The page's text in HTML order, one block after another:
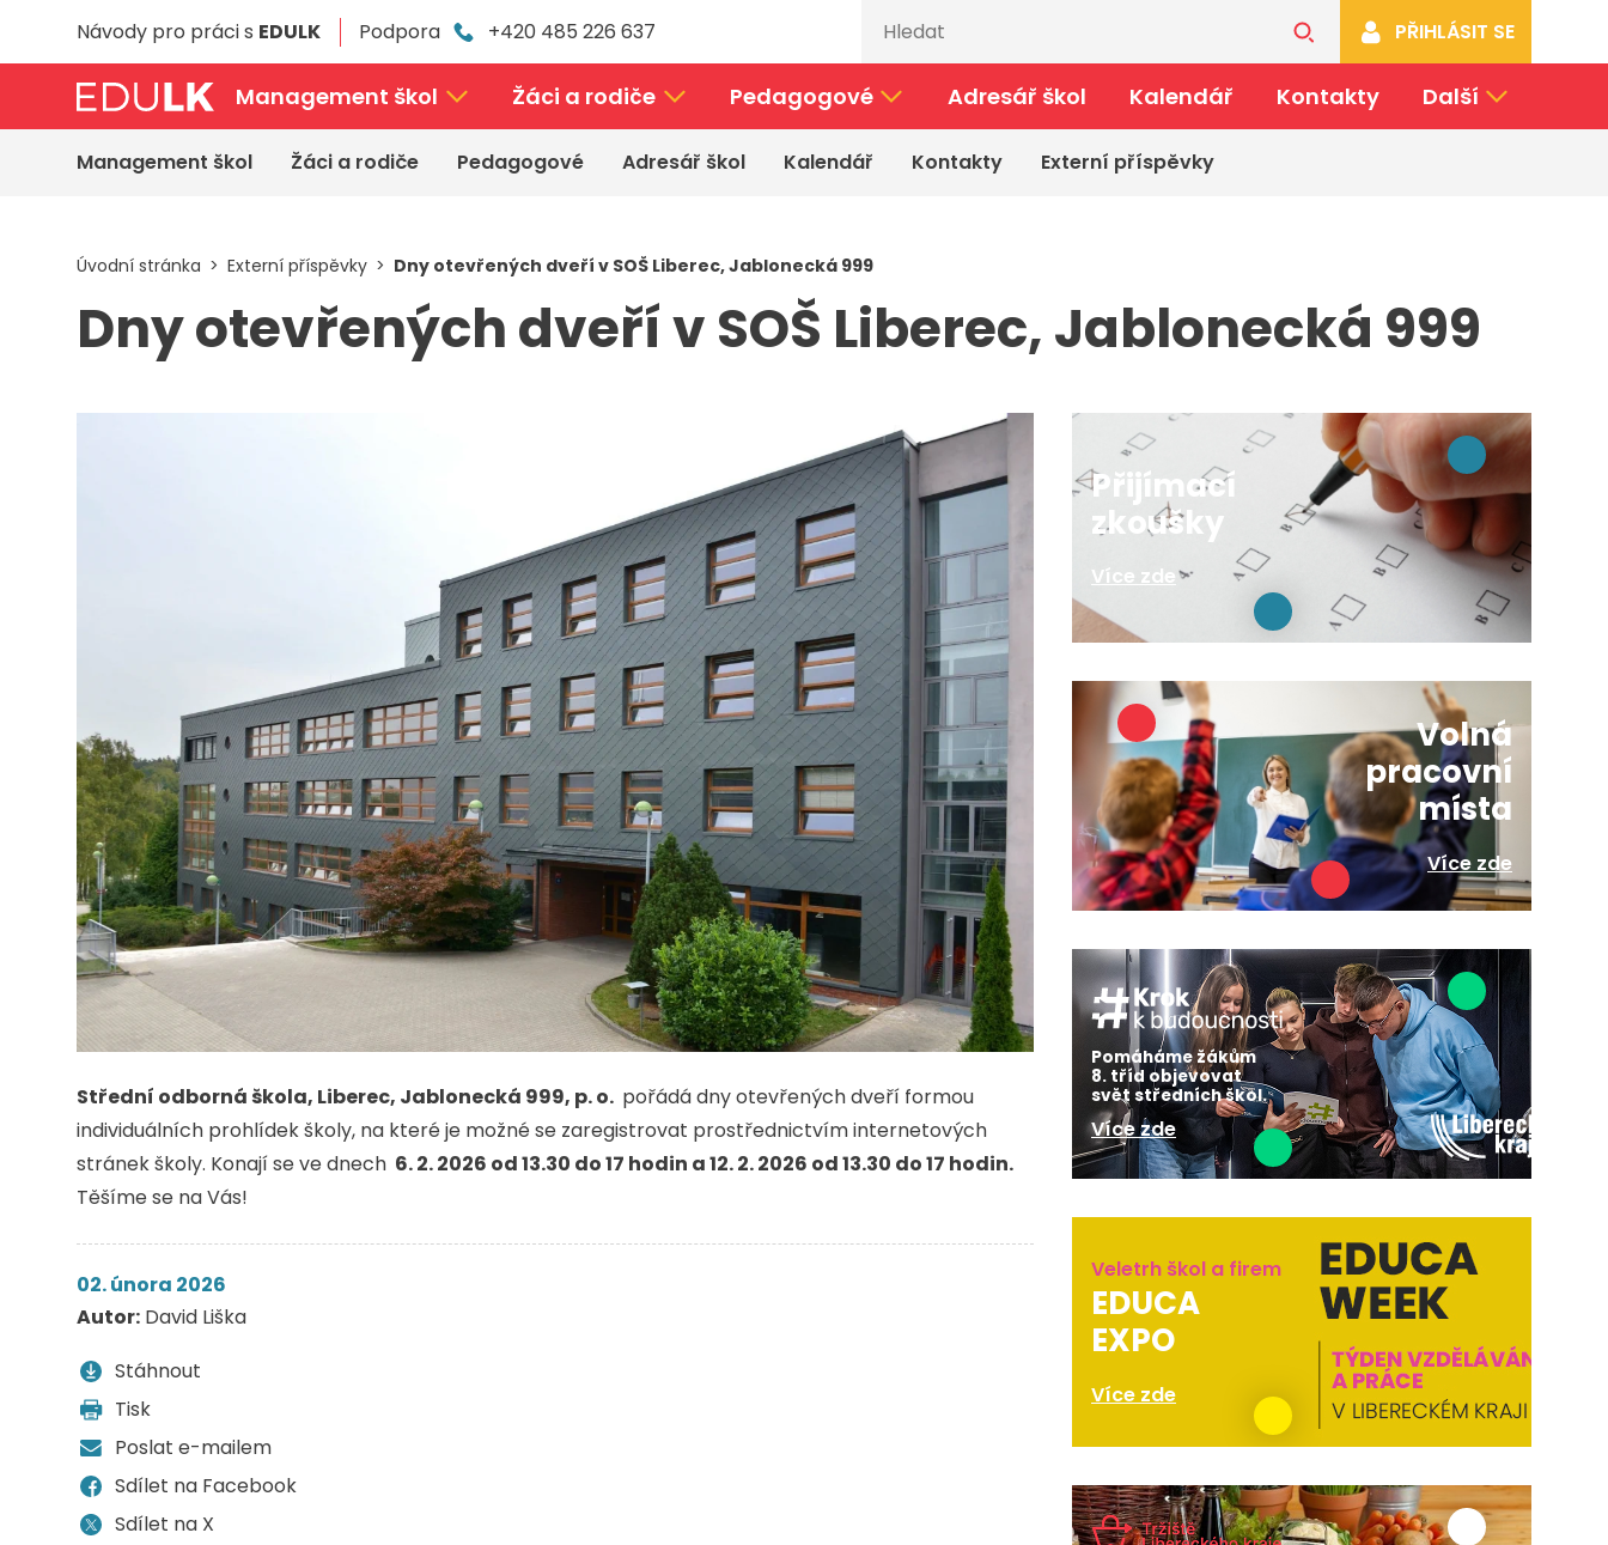
Návody pro práci s EDULK Podpora +420 485 226 637 PŘIHLÁSIT SE
Management škol Žáci a rodiče Pedagogové Adresář škol Kalendář Kontakty Další
Management škol Žáci a rodiče Pedagogové Adresář škol Kalendář Kontakty Externí příspěvky
Úvodní stránka Externí příspěvky Dny otevřených dveří v SOŠ Liberec, Jablonecká 999
Dny otevřených dveří v SOŠ Liberec, Jablonecká 999
Střední odborná škola, Liberec, Jablonecká 999, p. o. pořádá dny otevřených dveří formou
individuálních prohlídek školy, na které je možné se zaregistrovat prostřednictvím internetových
stránek školy. Konají se ve dnech 6. 2. 2026 od 13.30 do 17 hodin a 12. 2. 2026 od 13.30 do 17 hodin.
Těšíme se na Vás!
02. února 2026
Autor: David Liška
Stáhnout
Tisk
Poslat e-mailem
Sdílet na Facebook
Sdílet na X
Přijímací
zkoušky
Více zde
Volná
pracovní
místa
Více zde
Pomáháme žákům
8. tříd objevovat
svět středních škol.
Více zde
Veletrh škol a firem
EDUCA
EXPO
Více zde